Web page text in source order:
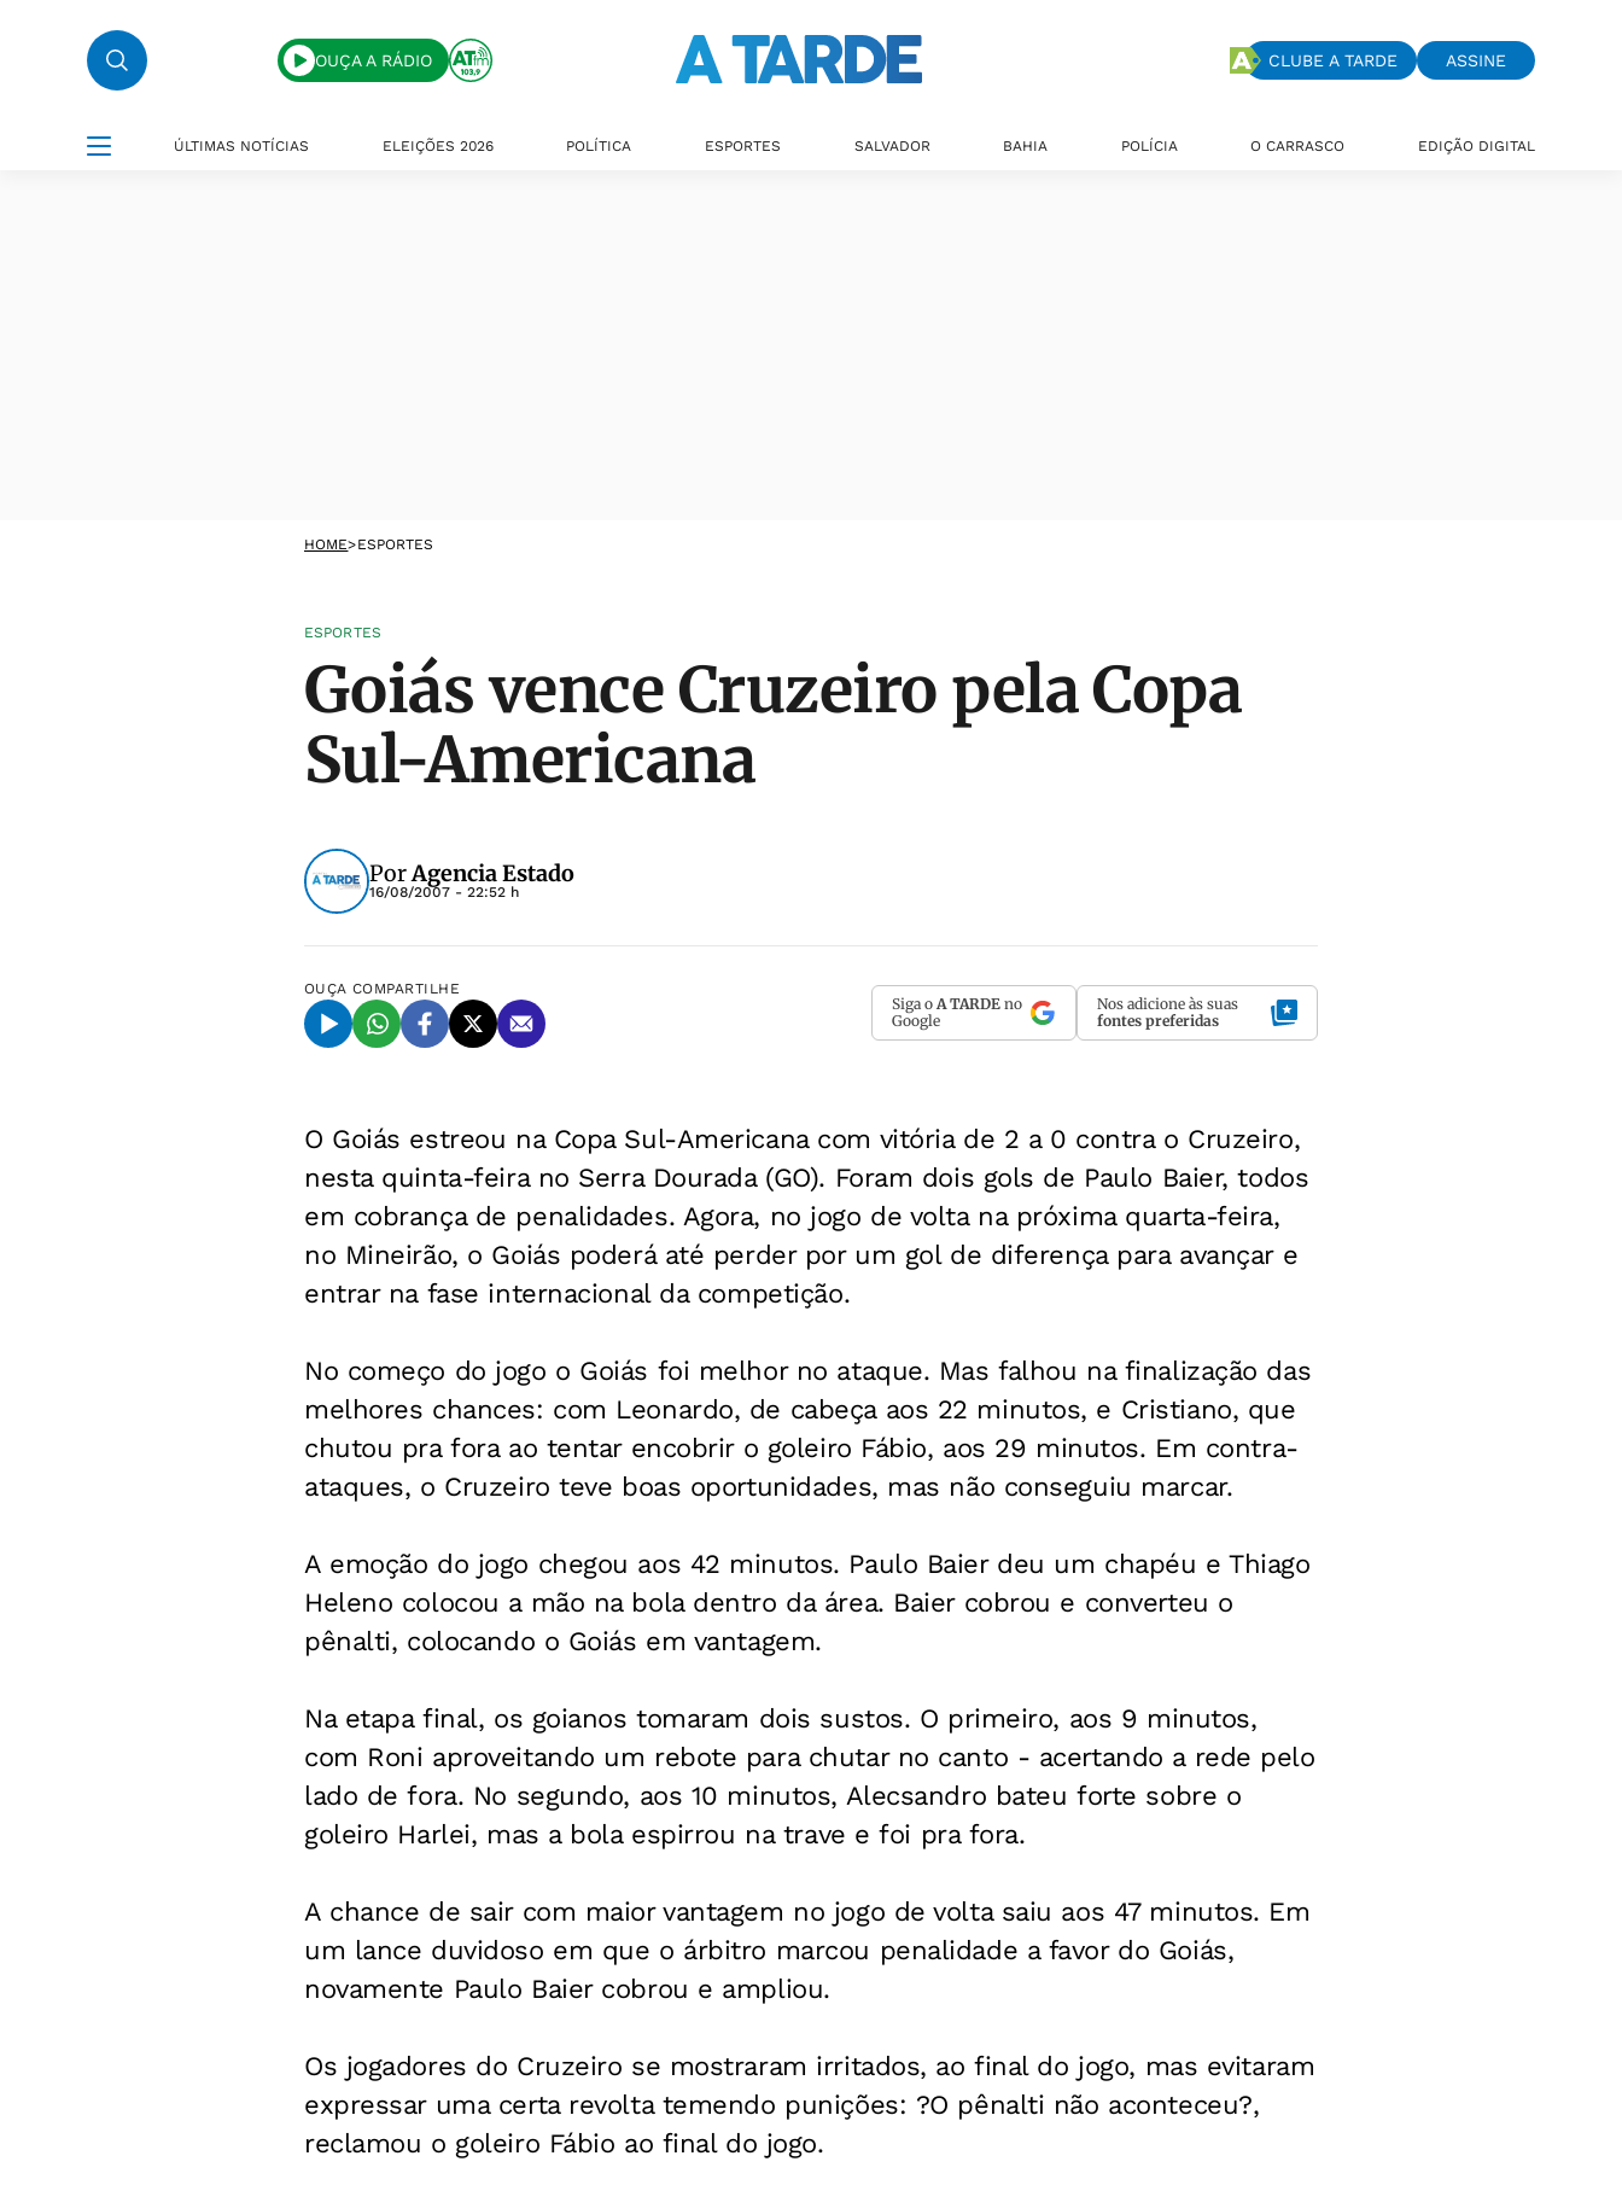
OUÇA A RÁDIO CLUBE A TARDE ASSINE
ÚLTIMAS NOTÍCIAS ELEIÇÕES 2026 POLÍTICA ESPORTES SALVADOR BAHIA POLÍCIA O CARRASCO EDIÇÃO DIGITAL
HOME>ESPORTES
ESPORTES
Goiás vence Cruzeiro pela Copa
Sul-Americana
PorAgencia Estado
16/08/2007 - 22:52 h
OUÇA COMPARTILHE
Siga o A TARDE no
Google
Nos adicione às suas
fontes preferidas
O Goiás estreou na Copa Sul-Americana com vitória de 2 a 0 contra o Cruzeiro,
nesta quinta-feira no Serra Dourada (GO). Foram dois gols de Paulo Baier, todos
em cobrança de penalidades. Agora, no jogo de volta na próxima quarta-feira,
no Mineirão, o Goiás poderá até perder por um gol de diferença para avançar e
entrar na fase internacional da competição.
No começo do jogo o Goiás foi melhor no ataque. Mas falhou na finalização das
melhores chances: com Leonardo, de cabeça aos 22 minutos, e Cristiano, que
chutou pra fora ao tentar encobrir o goleiro Fábio, aos 29 minutos. Em contra-
ataques, o Cruzeiro teve boas oportunidades, mas não conseguiu marcar.
A emoção do jogo chegou aos 42 minutos. Paulo Baier deu um chapéu e Thiago
Heleno colocou a mão na bola dentro da área. Baier cobrou e converteu o
pênalti, colocando o Goiás em vantagem.
Na etapa final, os goianos tomaram dois sustos. O primeiro, aos 9 minutos,
com Roni aproveitando um rebote para chutar no canto - acertando a rede pelo
lado de fora. No segundo, aos 10 minutos, Alecsandro bateu forte sobre o
goleiro Harlei, mas a bola espirrou na trave e foi pra fora.
A chance de sair com maior vantagem no jogo de volta saiu aos 47 minutos. Em
um lance duvidoso em que o árbitro marcou penalidade a favor do Goiás,
novamente Paulo Baier cobrou e ampliou.
Os jogadores do Cruzeiro se mostraram irritados, ao final do jogo, mas evitaram
expressar uma certa revolta temendo punições: ?O pênalti não aconteceu?,
reclamou o goleiro Fábio ao final do jogo.